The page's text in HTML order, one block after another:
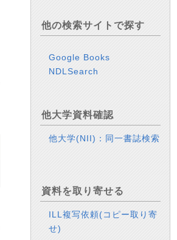
他の検索サイトで探す
Google Books
NDLSearch
他大学資料確認
他大学(NII)：同一書誌検索
資料を取り寄せる
ILL複写依頼(コピー取り寄
せ)